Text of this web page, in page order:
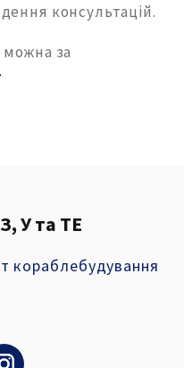
консультацій.
за
У та ТЕ
кораблебудування